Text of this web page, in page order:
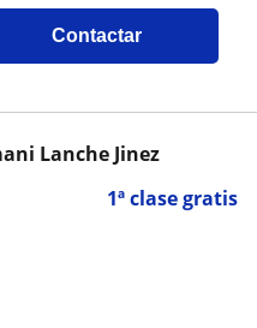
Contactar
1ª clase gratis
Lanche Jinez